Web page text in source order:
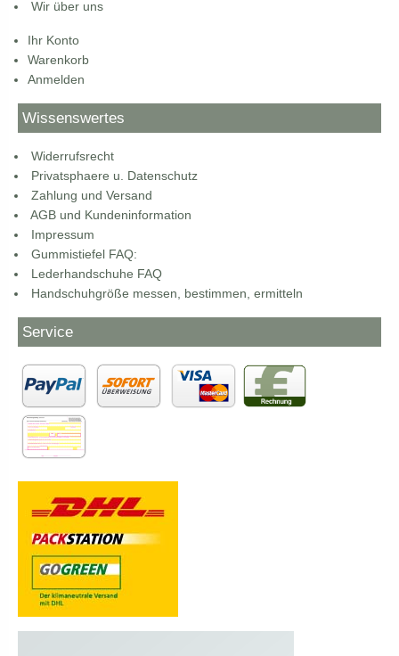
Wir über uns
Ihr Konto
Warenkorb
Anmelden
Wissenswertes
Widerrufsrecht
Privatsphaere u. Datenschutz
Zahlung und Versand
AGB und Kundeninformation
Impressum
Gummistiefel FAQ:
Lederhandschuhe FAQ
Handschuhgröße messen, bestimmen, ermitteln
Service